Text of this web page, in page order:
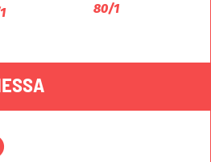
80/1